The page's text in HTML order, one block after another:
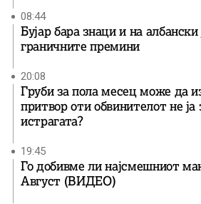
08:44
Бујар бара знаци и на албански
граничните премини
20:08
Груби за пола месец може да
притвор оти обвинителот не
истрагата?
19:45
Го добивме ли најсмешниот
Август (ВИДЕО)